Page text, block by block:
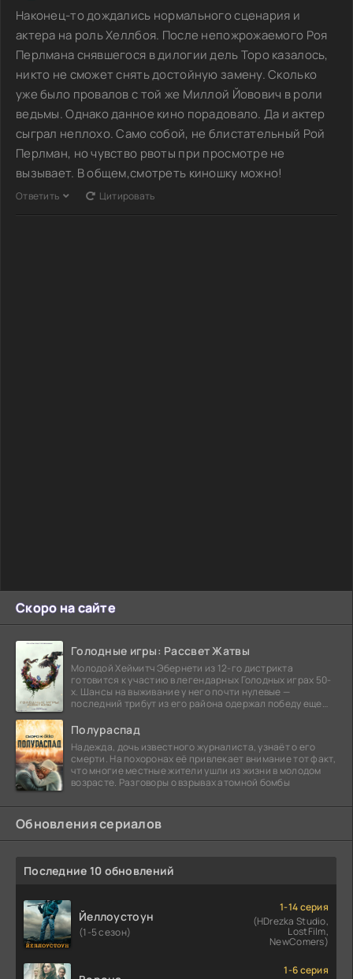
Скоро на сайте
Голодные игры: Рассвет Жатвы
Молодой Хеймитч Эбернети из 12-го дистрикта
готовится к участию в легендарных Голодных играх 50-
х. Шансы на выживание у него почти нулевые —
последний трибут из его района одержал победу еще
Полураспад
Надежда, дочь известного журналиста, узнаёт о его
смерти. На похоронах её привлекает внимание тот факт,
что многие местные жители ушли из жизни в молодом
возрасте. Разговоры о взрывах атомной бомбы
Обновления сериалов
Последние 10 обновлений
Йеллоустоун
(1-5 сезон)
1-14 серия
(HDrezka Studio,
LostFilm,
NewComers)
1-6 серия
Наконец-то дождались нормального сценария и
актера на роль Хеллбоя. После непожрожаемого Роя
Перлмана снявшегося в дилогии дель Торо казалось,
никто не сможет снять достойную замену. Сколько
уже было провалов с той же Миллой Йовович в роли
ведьмы. Однако данное кино порадовало. Да и актер
сыграл неплохо. Само собой, не блистательный Рой
Перлман, но чувство рвоты при просмотре не
вызывает. В общем,смотреть киношку можно!
Ответить Цитировать